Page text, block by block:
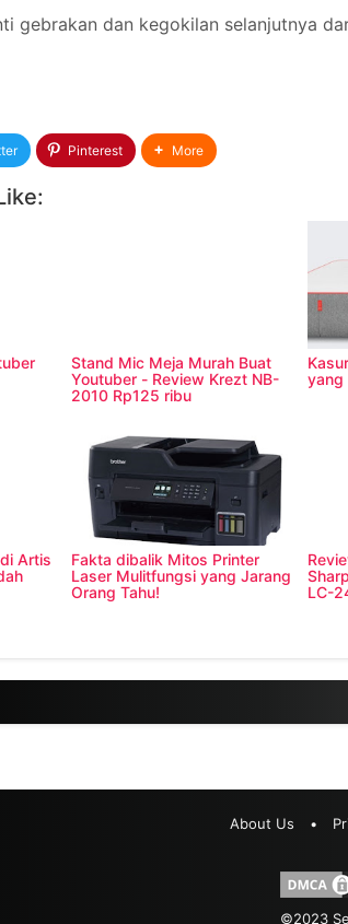
gebrakan dan kegokilan selanjutnya
Pinterest More
Stand Mic Meja Murah Buat
Youtuber - Review Krezt NB-
2010 Rp125 ribu
yang
Artis
Fakta dibalik Mitos Printer
Laser Mulitfungsi yang Jarang
Orang Tahu!
LC-
About Us •
©2023